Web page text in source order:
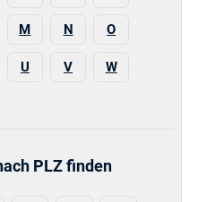
M N O
U V W
PLZ finden